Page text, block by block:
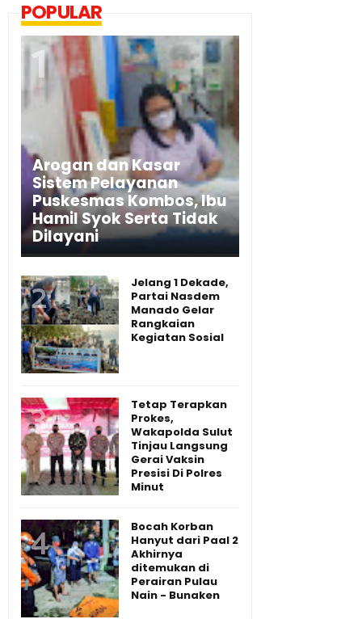
POPULAR
Arogan dan Kasar
Sistem Pelayanan
Puskesmas Kombos, Ibu
Hamil Syok Serta Tidak
Dilayani
Jelang 1 Dekade,
Partai Nasdem
Manado Gelar
Rangkaian
Kegiatan Sosial
Tetap Terapkan
Prokes,
Wakapolda Sulut
Tinjau Langsung
Gerai Vaksin
Presisi Di Polres
Minut
Bocah Korban
Hanyut dari Paal 2
Akhirnya
ditemukan di
Perairan Pulau
Nain - Bunaken